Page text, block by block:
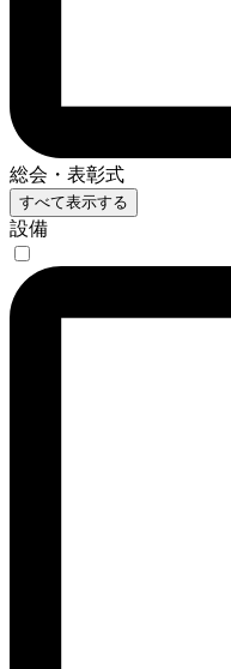
総会・表彰式
すべて表示する
設備